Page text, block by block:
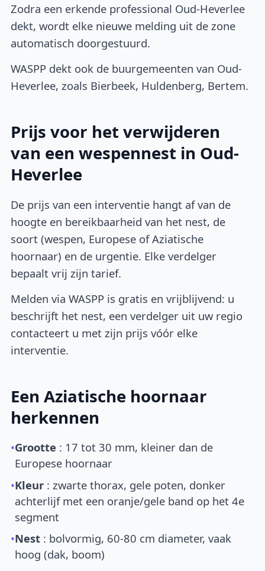
Zodra een erkende professional Oud-Heverlee
dekt, wordt elke nieuwe melding uit de zone
automatisch doorgestuurd.
WASPP dekt ook de buurgemeenten van Oud-
Heverlee, zoals Bierbeek, Huldenberg, Bertem.
Prijs voor het verwijderen
van een wespennest in Oud-
Heverlee
De prijs van een interventie hangt af van de
hoogte en bereikbaarheid van het nest, de
soort (wespen, Europese of Aziatische
hoornaar) en de urgentie. Elke verdelger
bepaalt vrij zijn tarief.
Melden via WASPP is gratis en vrijblijvend: u
beschrijft het nest, een verdelger uit uw regio
contacteert u met zijn prijs vóór elke
interventie.
Een Aziatische hoornaar
herkennen
•Grootte : 17 tot 30 mm, kleiner dan de
Europese hoornaar
•Kleur : zwarte thorax, gele poten, donker
achterlijf met een oranje/gele band op het 4e
segment
•Nest : bolvormig, 60-80 cm diameter, vaak
hoog (dak, boom)